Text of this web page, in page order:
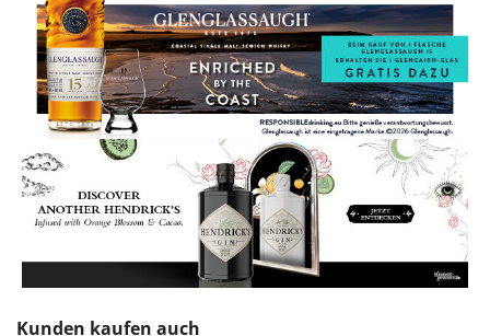
Produktgalerie überspringen
Kunden kaufen auch